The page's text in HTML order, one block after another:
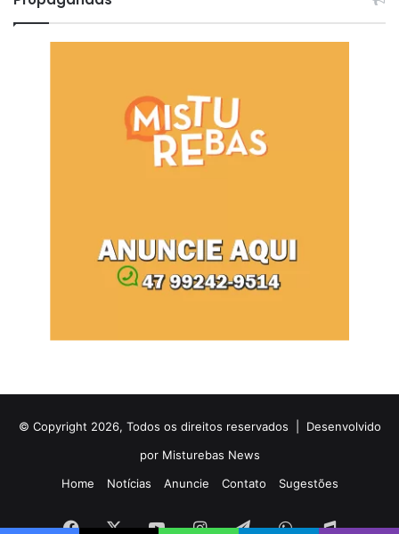
© Copyright 2026, Todos os direitos reservados | Desenvolvido
por Misturebas News
Home
Notícias Anuncie Contato Sugestões
Facebook
X YouTubeInstagramTelegramWhatsApp
Rádio